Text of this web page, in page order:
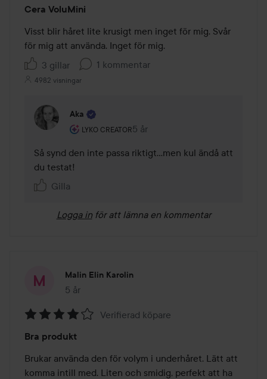
3
av
5
Cera VoluMini
Visst blir håret lite krusigt men inget för mig. Svår
för mig att använda. Inget för mig.
3 gillar
1 kommentar
4982 visningar
Aka
LYKO CREATOR
Användarens roll: Lyko Creator.
5 år
Kommentaren lades 5 år
Så synd den inte passa riktigt...men kul ändå att
du testat!
Gilla
Logga in för att lämna en kommentar
Malin Elin Karolin
5 år
Inlägget skapades 5 år
4
av
5
Verifierad köpare
Bra produkt
Brukar använda den för volym i underhåret. Lätt att
komma intill med. Liten och smidig, perfekt att ha